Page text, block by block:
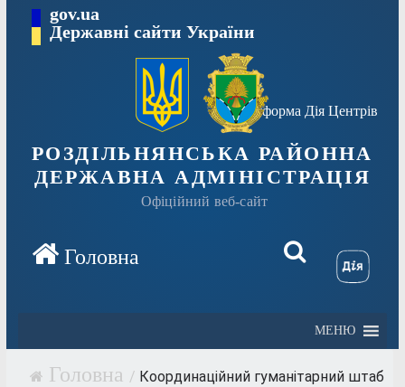
Перейтиgov.ua
Державні сайти України
Платформа Дія Центрів
РОЗДІЛЬНЯНСЬКА РАЙОННА
ДЕРЖАВНА АДМІНІСТРАЦІЯ
Офіційний веб-сайт
МЕНЮ
/ Координаційний гуманітарний штаб